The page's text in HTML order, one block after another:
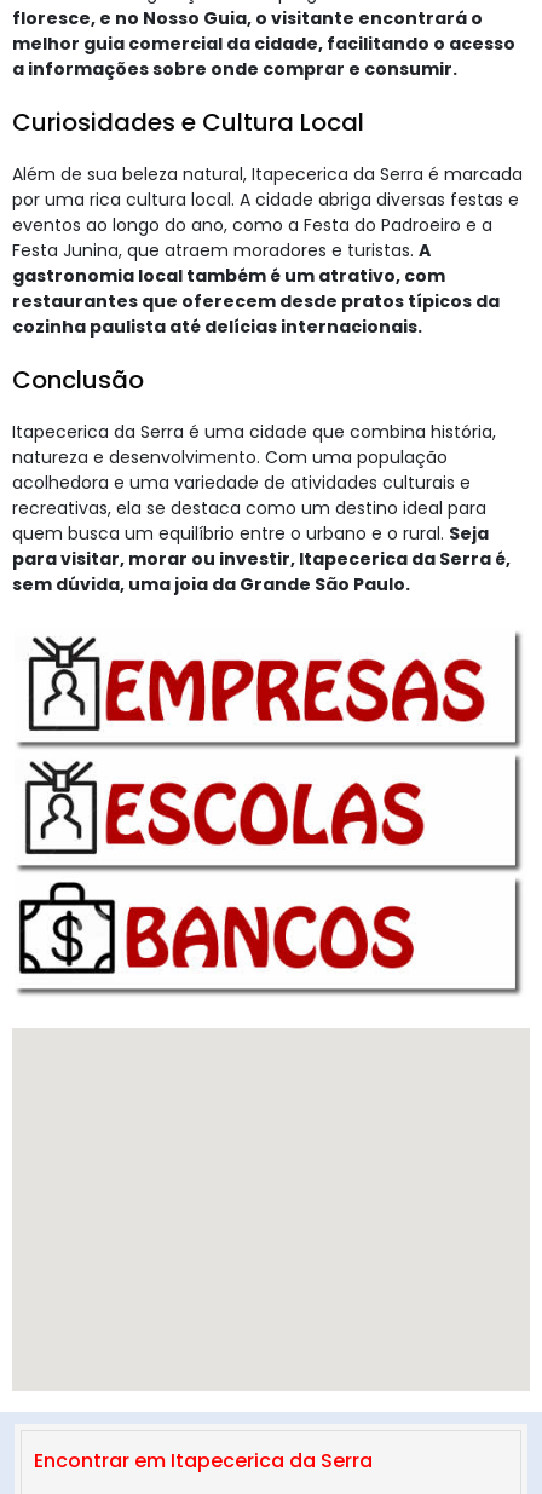
floresce, e no Nosso Guia, o visitante encontrará o
melhor guia comercial da cidade, facilitando o acesso
a informações sobre onde comprar e consumir.
Curiosidades e Cultura Local
Além de sua beleza natural, Itapecerica da Serra é marcada
por uma rica cultura local. A cidade abriga diversas festas e
eventos ao longo do ano, como a Festa do Padroeiro e a
Festa Junina, que atraem moradores e turistas. A
gastronomia local também é um atrativo, com
restaurantes que oferecem desde pratos típicos da
cozinha paulista até delícias internacionais.
Conclusão
Itapecerica da Serra é uma cidade que combina história,
natureza e desenvolvimento. Com uma população
acolhedora e uma variedade de atividades culturais e
recreativas, ela se destaca como um destino ideal para
quem busca um equilíbrio entre o urbano e o rural. Seja
para visitar, morar ou investir, Itapecerica da Serra é,
sem dúvida, uma joia da Grande São Paulo.
Encontrar em Itapecerica da Serra